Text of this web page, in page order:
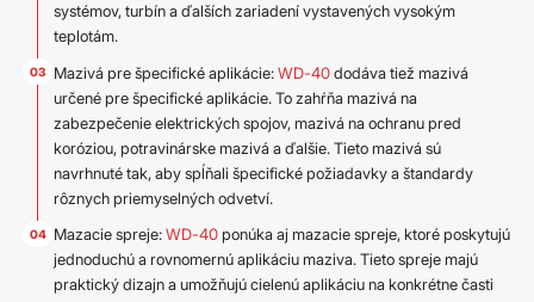
systémov, turbín a ďalších zariadení vystavených vysokým
teplotám.
Mazivá pre špecifické aplikácie:WD-40dodáva tiež mazivá
určené pre špecifické aplikácie. To zahŕňa mazivá na
zabezpečenie elektrických spojov, mazivá na ochranu pred
koróziou, potravinárske mazivá a ďalšie. Tieto mazivá sú
navrhnuté tak, aby spĺňali špecifické požiadavky a štandardy
rôznych priemyselných odvetví.
Mazacie spreje:WD-40ponúka aj mazacie spreje, ktoré poskytujú
jednoduchú a rovnomernú aplikáciu maziva. Tieto spreje majú
praktický dizajn a umožňujú cielenú aplikáciu na konkrétne časti